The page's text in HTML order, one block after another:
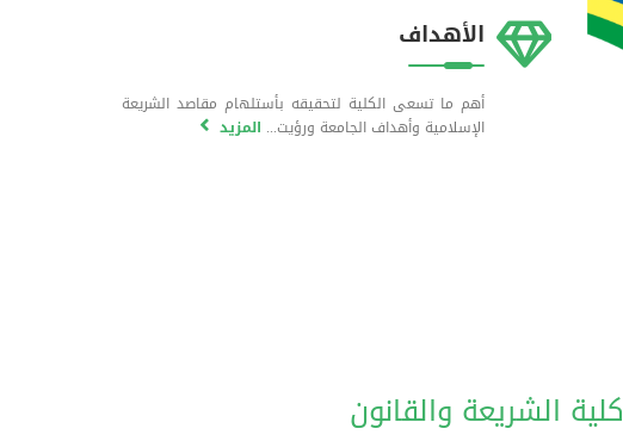
الأهداف
أهم ما تسعى الكلية لتحقيقه بأستلهام مقاصد الشريعة
الإسلامية وأهداف الجامعة ورؤيت... المزيد
كلية الشريعة والقانون